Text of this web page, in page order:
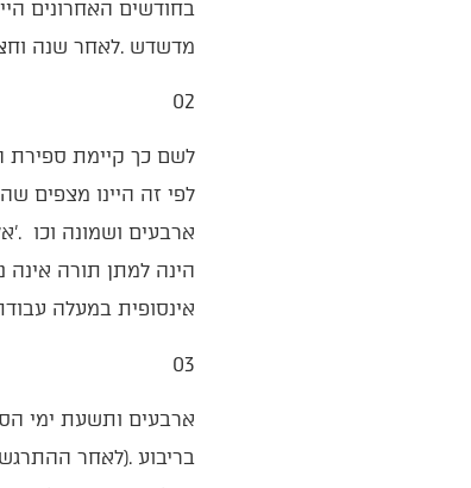
‬מדשדש‭. ‬לאחר‭ ‬שנה‭ ‬וחצי‭ ‬אינטנסיביות‭ ‬שעברנו‭ ‬נדמה‭ ‬שהורדנו‭ ‬הילוך‭ ‬ולא‭ ‬כל‭ ‬כך‭ ‬ברור‭ ‬לאן‭ ‬לוקחים‭ ‬את‭ ‬זה‭ ‬הלאה‭.‬
02‭ ‬
‬ארבעים‭ ‬ושמונה‭ ‬וכו‮'‬‭.
‬אינסופית‭ ‬במעלה‭ ‬עבודת‭ ‬ה‮'‬‭. ‬החכמה‭ ‬היא‭ ‬למצוא‭ ‬את‭ ‬הסיפוק‭ ‬והאושר‭ ‬בעצם‭ ‬ההתקדמות‭.‬
03‭ ‬